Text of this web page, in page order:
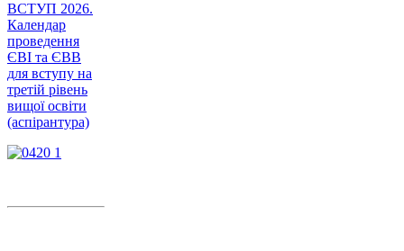
ВСТУП 2026.
Календар
проведення
ЄВІ та ЄВВ
для вступу на
третій рівень
вищої освіти
(аспірантура)